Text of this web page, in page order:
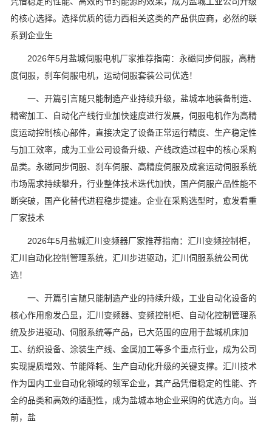
的核心选择。选择优质的德力西相关这类的产品供应商，必然的联
系到企业生
2026年5月盐城伺服电机厂家推荐指南：永磁同步伺服，高精
度伺服，刹车伺服电机，运动伺服套装公司优选！
一、开篇引言随只能制造产业持续升级，盐城本地装备制造、
精密加工、自动化产线行业加快速度进行发展，伺服电机作为高精
度运动控制核心部件，直接决定了设备正常运行精度、生产稳定性
与加工效率，成为工业公司设备升级、产线改造过程中的核心采购
品类。永磁同步伺服、刹车伺服、高精度伺服及成套运动伺服系统
市场需求持续攀升，行业整体技术迭代加快，国产伺服产品性能不
断突破，国产化替代进程稳步提速。企业在采购选型时，愈发看重
厂家技术
2026年5月盐城汇川变频器厂家推荐指南：汇川变频控制柜，
汇川自动化控制管理系统，汇川步进驱动，汇川伺服系统公司优
选！
一、开篇引言随只能制造产业的持续升级，工业自动化设备的
核心作用愈发凸显，汇川变频器、变频控制柜、自动化控制管理系
统及步进驱动、伺服系统等产品，已大范围的应用于盐城机床加
工、纺织设备、涂装生产线、金属加工等多个重点行业，成为公司
实现提质增效、节能降耗、生产自动化升级的关键支撑。汇川技术
作为国内工业自动化领域的领军企业，其产品凭借稳定的性能、齐
全的品类和高效的适配性，成为盐城本地企业采购的优选方向。当
前，盐